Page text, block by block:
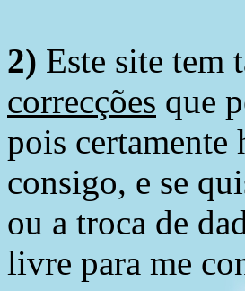
2) Este site tem
correcções que
pois certamente
consigo, e se
ou a troca de
livre para me